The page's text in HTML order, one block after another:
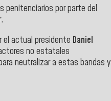
penitenciarios por parte del
el actual presidente Daniel
no estatales
neutralizar a estas bandas y